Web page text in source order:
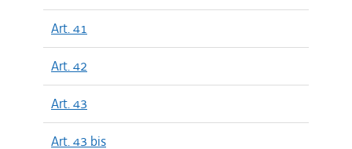
Art. 41
Art. 42
Art. 43
Art. 43 bis